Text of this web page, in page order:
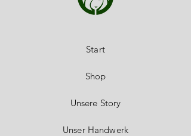
Start
Shop
Unsere Story
Unser Handwerk